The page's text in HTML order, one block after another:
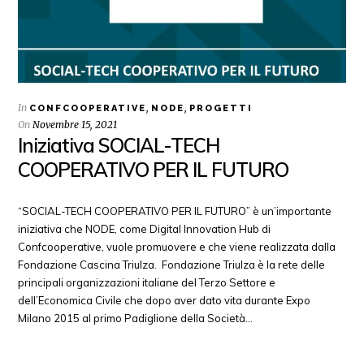
In CONFCOOPERATIVE, NODE, PROGETTI
OnNovembre 15, 2021
Iniziativa SOCIAL-TECH
COOPERATIVO PER IL FUTURO
“SOCIAL-TECH COOPERATIVO PER IL FUTURO” è un’importante
iniziativa che NODE, come Digital Innovation Hub di
Confcooperative, vuole promuovere e che viene realizzata dalla
Fondazione Cascina Triulza. Fondazione Triulza è la rete delle
principali organizzazioni italiane del Terzo Settore e
dell’Economica Civile che dopo aver dato vita durante Expo
Milano 2015 al primo Padiglione della Società…